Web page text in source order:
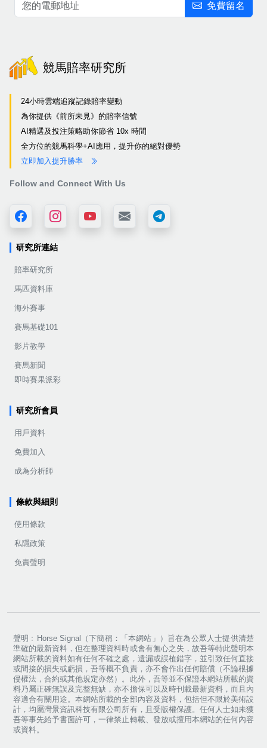
免費留名
競馬賠率研究所
24小時雲端追蹤記錄賠率變動
為你提供《前所未見》的賠率信號
AI精選及投注策略助你節省 10x 時間
全方位的競馬科學+AI應用，提升你的絕對優勢
立即加入提升勝率
Follow and Connect With Us
研究所連結
賠率研究所
馬匹資料庫
海外賽事
賽馬基礎101
影片教學
賽馬新聞
即時賽果派彩
研究所會員
用戶資料
免費加入
成為分析師
條款與細則
使用條款
私隱政策
免責聲明
聲明﹕Horse Signal（下簡稱：「本網站」）旨在為公眾人士提供清楚
準確的最新資料，但在整理資料時或會有無心之失，故吾等特此聲明本
網站所載的資料如有任何不確之處，遺漏或誤植錯字，並引致任何直接
或間接的損失或虧損，吾等概不負責，亦不會作出任何賠償（不論根據
侵權法，合約或其他規定亦然）。此外，吾等並不保證本網站所載的資
料乃屬正確無誤及完整無缺，亦不擔保可以及時刊載最新資料，而且內
容適合有關用途。本網站所載的全部內容及資料，包括但不限於美術設
計，均屬灣景資訊科技有限公司所有，且受版權保護。任何人士如未獲
吾等事先給予書面許可，一律禁止轉載、發放或擅用本網站的任何內容
或資料。